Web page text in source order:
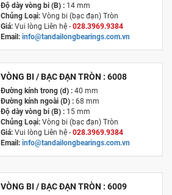
Độ dày vòng bi (B) :14 mm
Chủng Loại: Vòng bi (bạc đạn) Tròn
Giá:Vui lòng Liên hệ - 028.3969.9384
Email: info@tandailongbearings.com.vn
VÒNG BI / BẠC ĐẠN TRÒN : 6008
Đường kính trong (d) :40 mm
Đường kính ngoài (D) :68 mm
Độ dày vòng bi (B) :15 mm
Chủng Loại: Vòng bi (bạc đạn) Tròn
Giá:Vui lòng Liên hệ - 028.3969.9384
Email: info@tandailongbearings.com.vn
VÒNG BI / BẠC ĐẠN TRÒN : 6009